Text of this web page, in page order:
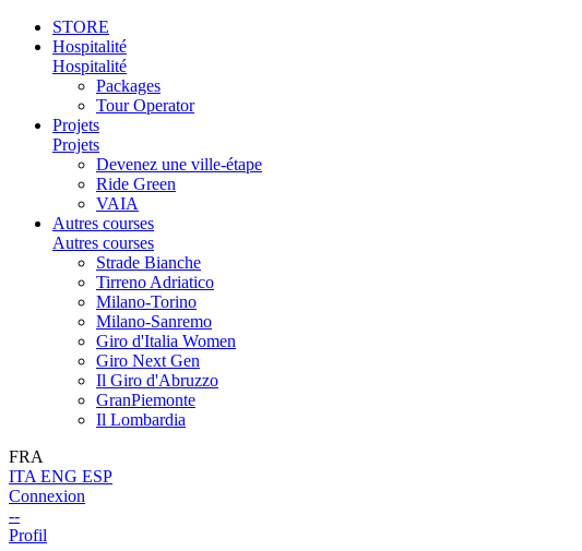
STORE
Hospitalité
Hospitalité
Packages
Tour Operator
Projets
Projets
Devenez une ville-étape
Ride Green
VAIA
Autres courses
Autres courses
Strade Bianche
Tirreno Adriatico
Milano-Torino
Milano-Sanremo
Giro d'Italia Women
Giro Next Gen
Il Giro d'Abruzzo
GranPiemonte
Il Lombardia
FRA
ITA ENG ESP
Connexion
--
Profil